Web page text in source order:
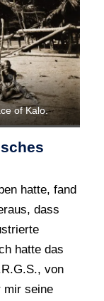
of Kalo.
hatte, fand
dass
hatte das
von
mir seine